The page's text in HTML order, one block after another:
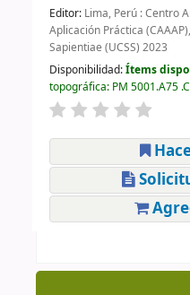
Editor: Lima, Perú : Centro
Aplicación Práctica
Sapientiae (UCSS) 2023
Disponibilidad:Ítems
topográfica: PM 5001.A75